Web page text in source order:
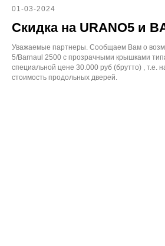
01-03-2024
Скидка на URANO5 и
Уважаемые партнеры. Сообщаем Вам о
5/Barnaul 2500 с прозрачными крышками
специальной цене 30.000 руб (брутто) , т.е.
стоимость продольных дверей.